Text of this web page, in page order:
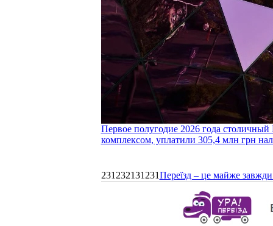
Первое полугодие 2026 года
комплексом, уплатили 305,4 млн грн
231232131231Переїзд – це майже